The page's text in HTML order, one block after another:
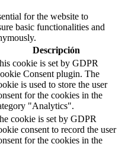
for the website to
basic functionalities and
Descripción
cookie is set by GDPR
Consent plugin. The
is used to store the user
for the cookies in the
"Analytics".
cookie is set by GDPR
consent to record the user
for the cookies in the